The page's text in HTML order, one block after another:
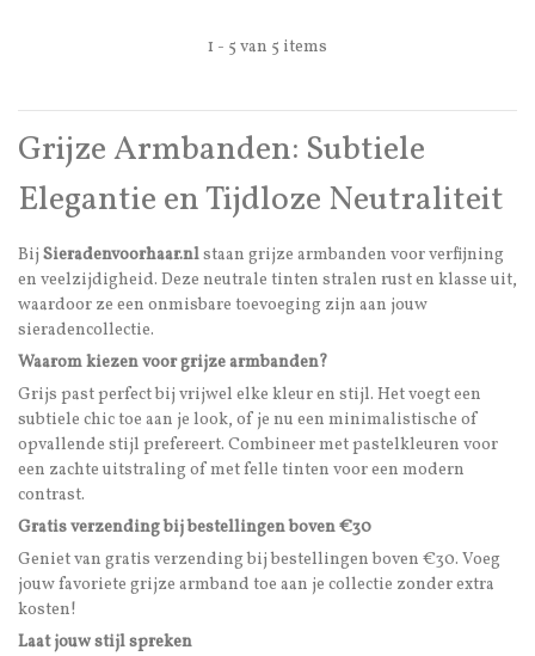
1 - 5 van 5 items
Grijze Armbanden: Subtiele
Elegantie en Tijdloze Neutraliteit
Bij Sieradenvoorhaar.nlstaan grijze armbanden voor verfijning
en veelzijdigheid. Deze neutrale tinten stralen rust en klasse uit,
waardoor ze een onmisbare toevoeging zijn aan jouw
sieradencollectie.
Waarom kiezen voor grijze armbanden?
Grijs past perfect bij vrijwel elke kleur en stijl. Het voegt een
subtiele chic toe aan je look, of je nu een minimalistische of
opvallende stijl prefereert. Combineer met pastelkleuren voor
een zachte uitstraling of met felle tinten voor een modern
contrast.
Gratis verzending bij bestellingen boven €30
Geniet van gratis verzending bij bestellingen boven €30. Voeg
jouw favoriete grijze armband toe aan je collectie zonder extra
kosten!
Laat jouw stijl spreken